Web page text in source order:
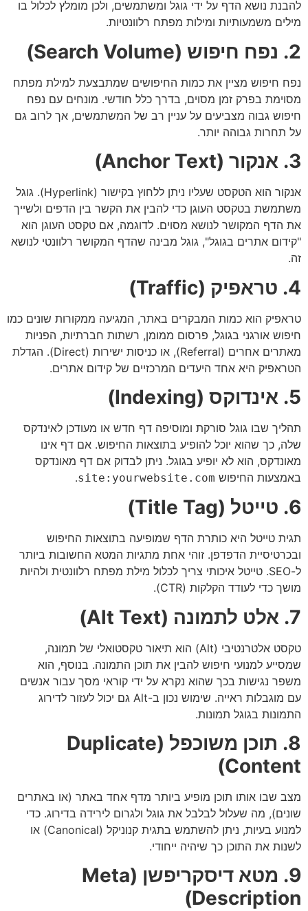
להבנת נושא הדף על ידי גוגל ומשתמשים, ולכן מומלץ לכלול בו
מילים משמעותיות ומילות מפתח רלוונטיות.
2. נפח חיפוש (Search Volume)
נפח חיפוש מציין את כמות החיפושים שמתבצעת למילת מפתח
מסוימת בפרק זמן מסוים, בדרך כלל חודשי. מונחים עם נפח
חיפוש גבוה מצביעים על עניין רב של המשתמשים, אך לרוב גם
על תחרות גבוהה יותר.
3. אנקור (Anchor Text)
אנקור הוא הטקסט שעליו ניתן ללחוץ בקישור (Hyperlink). גוגל
משתמשת בטקסט העוגן כדי להבין את הקשר בין הדפים ולשייך
את הדף המקושר לנושא מסוים. לדוגמה, אם טקסט העוגן הוא
"קידום אתרים בגוגל", גוגל מבינה שהדף המקושר רלוונטי לנושא
זה.
4. טראפיק (Traffic)
טראפיק הוא כמות המבקרים באתר, המגיעה ממקורות שונים כמו
חיפוש אורגני בגוגל, פרסום ממומן, רשתות חברתיות, הפניות
מאתרים אחרים (Referral), או כניסות ישירות (Direct). הגדלת
הטראפיק היא אחד היעדים המרכזיים של קידום אתרים.
5. אינדוקס (Indexing)
תהליך שבו גוגל סורקת ומוסיפה דף חדש או מעודכן לאינדקס
שלה, כך שהוא יוכל להופיע בתוצאות החיפוש. אם דף אינו
מאונדקס, הוא לא יופיע בגוגל. ניתן לבדוק אם דף מאונדקס
באמצעות החיפוש site:yourwebsite.com
.
6. טייטל (Title Tag)
תגית טייטל היא כותרת הדף שמופיעה בתוצאות החיפוש
ובכרטיסיית הדפדפן. זוהי אחת מתגיות המטא החשובות ביותר
ל-SEO. טייטל איכותי צריך לכלול מילת מפתח רלוונטית ולהיות
מושך כדי לעודד הקלקות (CTR).
7. אלט לתמונה (Alt Text)
טקסט אלטרנטיבי (Alt) הוא תיאור טקסטואלי של תמונה,
שמסייע למנועי חיפוש להבין את תוכן התמונה. בנוסף, הוא
משפר נגישות בכך שהוא נקרא על ידי קוראי מסך עבור אנשים
עם מוגבלות ראייה. שימוש נכון ב-Alt גם יכול לעזור לדירוג
התמונות בגוגל תמונות.
8. תוכן משוכפל (Duplicate
Content)
מצב שבו אותו תוכן מופיע ביותר מדף אחד באתר (או באתרים
שונים), מה שעלול לבלבל את גוגל ולגרום לירידה בדירוג. כדי
למנוע בעיות, ניתן להשתמש בתגית קנוניקל (Canonical) או
לשנות את התוכן כך שיהיה ייחודי.
9. מטא דיסקריפשן (Meta
Description)